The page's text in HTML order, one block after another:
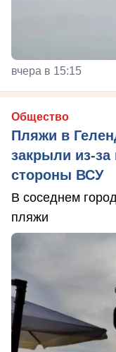
вчера в 15:15
Общество
Пляжи в
закрыли из-
стороны ВСУ
В соседнем
пляжи